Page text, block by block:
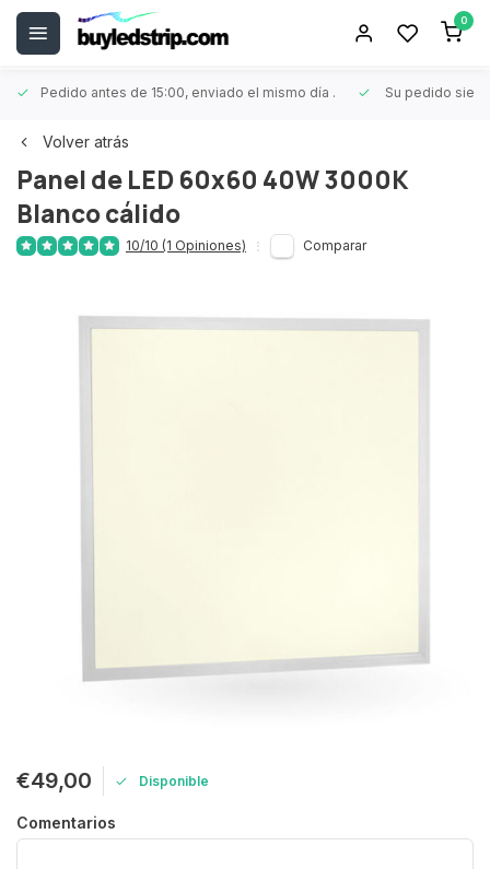
0
Pedido antes de 15:00, enviado el mismo día . Su pedido
Volver atrás
Panel de LED 60x60 40W 3000K
Blanco cálido
10/10 (1 Opiniones) Comparar
€49,00 Disponible
Comentarios